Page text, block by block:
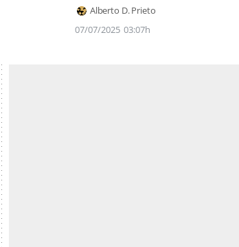
Alberto D. Prieto
07/07/2025 03:07h